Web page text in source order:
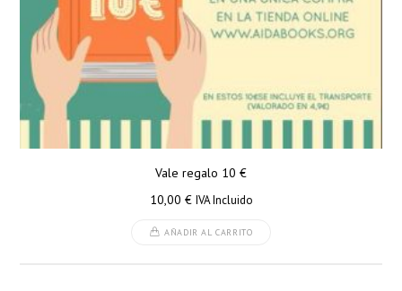
Vale regalo 10 €
10,00 € IVA Incluido
AÑADIR AL CARRITO